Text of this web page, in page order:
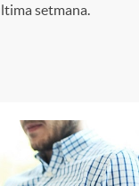
setmana.